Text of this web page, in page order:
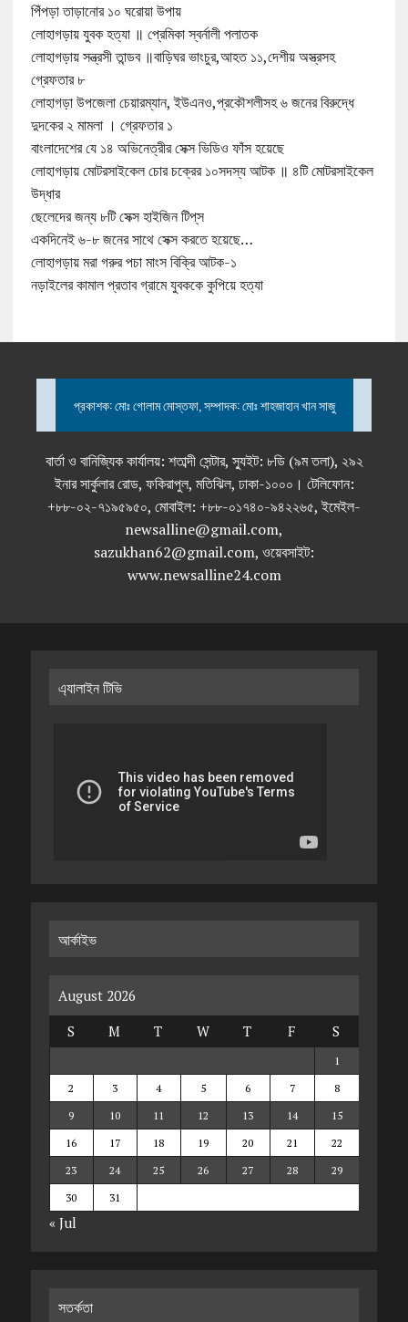
পিঁপড়া তাড়ানোর ১০ ঘরোয়া উপায়
লোহাগড়ায় যুবক হত্যা ॥ প্রেমিকা স্বর্নালী পলাতক
লোহাগড়ায় সন্ত্রসী তান্ডব ॥বাড়িঘর ভাংচুর,আহত ১১,দেশীয় অস্ত্রসহ
গ্রেফতার ৮
লোহাগড়া উপজেলা চেয়ারম্যান, ইউএনও,প্রকৌশলীসহ ৬ জনের বিরুদ্ধে
দুদকের ২ মামলা । গ্রেফতার ১
বাংলাদেশের যে ১৪ অভিনেত্রীর সেক্স ভিডিও ফাঁস হয়েছে
লোহাগড়ায় মোটরসাইকেল চোর চক্রের ১০সদস্য আটক ॥ ৪টি মোটরসাইকেল
উদ্ধার
ছেলেদের জন্য ৮টি সেক্স হাইজিন টিপ্‌স
একদিনেই ৬-৮ জনের সাথে সেক্স করতে হয়েছে…
লোহাগড়ায় মরা গরুর পচা মাংস বিক্রি আটক-১
নড়াইলের কামাল প্রতাব গ্রামে যুবককে কুপিয়ে হত্যা
প্রকাশক: মোঃ গোলাম মোস্তফা, সম্পাদক: মোঃ শাহজাহান খান সাজু
বার্তা ও বানিজ্যিক কার্যালয়: শতাব্দী সেন্টার, স্যুইট: ৮ডি (৯ম তলা), ২৯২
ইনার সার্কুলার রোড, ফকিরাপুল, মতিঝিল, ঢাকা-১০০০। টেলিফোন:
+৮৮-০২-৭১৯৫৯৫০, মোবাইল: +৮৮-০১৭৪০-৯৪২২৬৫, ইমেইল-
newsalline@gmail.com,
sazukhan62@gmail.com, ওয়েবসাইট:
www.newsalline24.com
এ্যালাইন টিভি
আর্কাইভ
August 2026
S
M T W T F S
1
2
3 4 5 6 7
8
9
10 11 12 13 14
15
16
17 18 19 20 21
22
23
24 25 26 27 28
29
30
31
« Jul
সতর্কতা